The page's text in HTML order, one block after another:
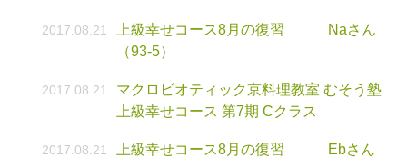
2017.08.21
上級幸せコース8月の復習 Naさん
（93-5）
2017.08.21
マクロビオティック京料理教室 むそう塾
上級幸せコース 第7期 Cクラス
2017.08.21
上級幸せコース8月の復習 Ebさん